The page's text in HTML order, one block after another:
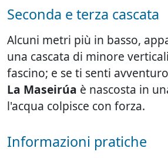
Seconda e terza cascata
Alcuni metri più in basso,
una cascata di minore
fascino; e se ti senti
La Maseirúa è nascosta in
l'acqua colpisce con forza.
Informazioni pratiche